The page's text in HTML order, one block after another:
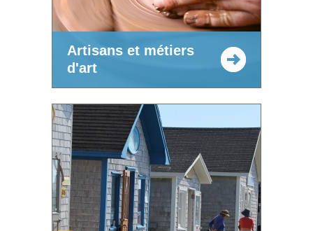
Artisans et métiers
d'art